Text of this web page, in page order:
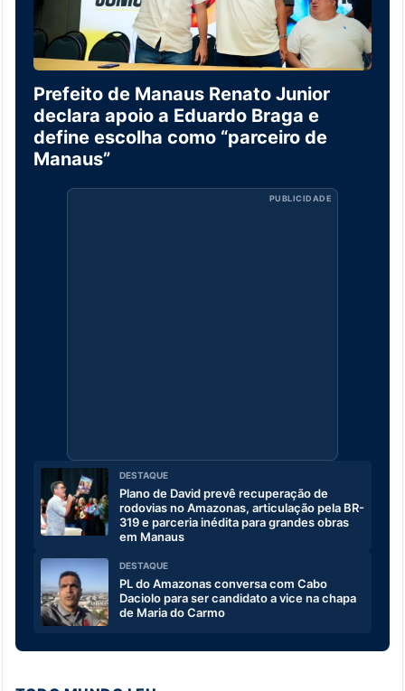
Prefeito de Manaus Renato Junior
declara apoio a Eduardo Braga e
define escolha como “parceiro de
Manaus”
PUBLICIDADE
DESTAQUE
Plano de David prevê recuperação de
rodovias no Amazonas, articulação pela BR-
319 e parceria inédita para grandes obras
em Manaus
DESTAQUE
PL do Amazonas conversa com Cabo
Daciolo para ser candidato a vice na chapa
de Maria do Carmo